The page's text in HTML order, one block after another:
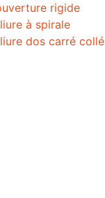
rigide
à spirale
dos carré collé